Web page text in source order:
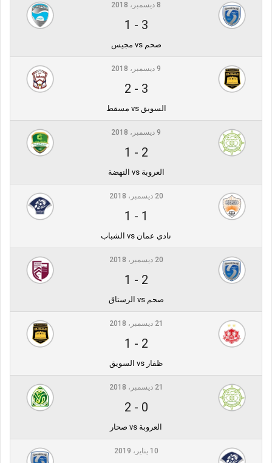
8 ديسمبر، 2018
3
-
1
صحم vs مجيس
9 ديسمبر، 2018
3
-
2
السويق vs مسقط
9 ديسمبر، 2018
2
-
1
العروبة vs النهضة
20 ديسمبر، 2018
1
-
1
نادي عمان vs الشباب
20 ديسمبر، 2018
2
-
1
صحم vs الرستاق
21 ديسمبر، 2018
2
-
1
ظفار vs السويق
21 ديسمبر، 2018
0
-
2
العروبة vs صحار
10 يناير، 2019